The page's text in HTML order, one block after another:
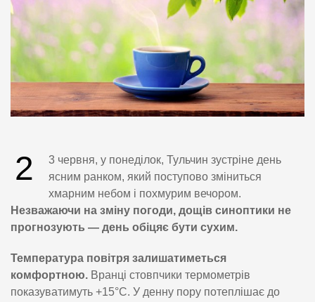
2
3 червня, у понеділок, Тульчин зустріне день
ясним ранком, який поступово зміниться
хмарним небом і похмурим вечором.
Незважаючи на зміну погоди, дощів синоптики не
прогнозують — день обіцяє бути сухим.
Температура повітря залишатиметься
комфортною. Вранці стовпчики термометрів
показуватимуть +15°C. У денну пору потеплішає до